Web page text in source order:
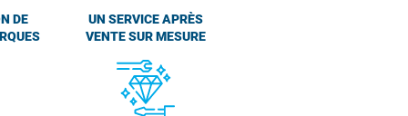
DE
UN SERVICE APRÈS
VENTE SUR MESURE